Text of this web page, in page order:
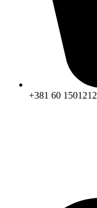
+381 60 1501212